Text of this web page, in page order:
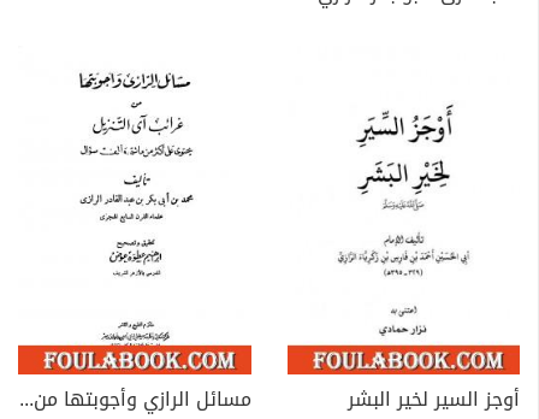
أوجز السير لخير البشر
مسائل الرازي وأجوبتها من غرائب آي التنزيل